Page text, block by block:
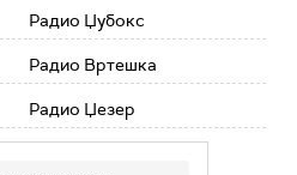
Радио Џубокс
Радио Вртешка
Радио Џезер